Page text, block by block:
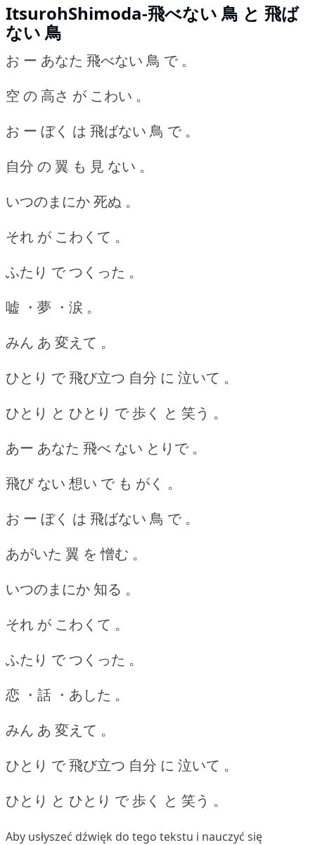
ItsurohShimoda-飛べない 鳥 と 飛ば
ない 鳥
お ー あなた 飛べない 鳥 で 。
空 の 高さ が こわい 。
お ー ぼく は 飛ばない 鳥 で 。
自分 の 翼 も 見 ない 。
いつのまにか 死ぬ 。
それ が こわくて 。
ふたり で つくった 。
嘘 ・夢 ・涙 。
みん あ 変えて 。
ひとり で 飛び立つ 自分 に 泣いて 。
ひとり と ひとり で 歩く と 笑う 。
あー あなた 飛べ ない とりで 。
飛び ない 想い で も がく 。
お ー ぼく は 飛ばない 鳥 で 。
あがいた 翼 を 憎む 。
いつのまにか 知る 。
それ が こわくて 。
ふたり で つくった 。
恋 ・話 ・あした 。
みん あ 変えて 。
ひとり で 飛び立つ 自分 に 泣いて 。
ひとり と ひとり で 歩く と 笑う 。
Aby usłyszeć dźwięk do tego tekstu i nauczyć się